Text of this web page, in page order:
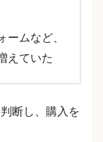
ームなど、
えていた
断し、購入を